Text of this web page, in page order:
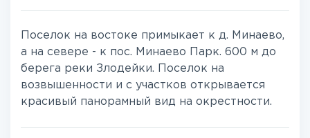
Поселок на востоке примыкает к д. Минаево,
а на севере - к пос. Минаево Парк. 600 м до
берега реки Злодейки. Поселок на
возвышенности и с участков открывается
красивый панорамный вид на окрестности.